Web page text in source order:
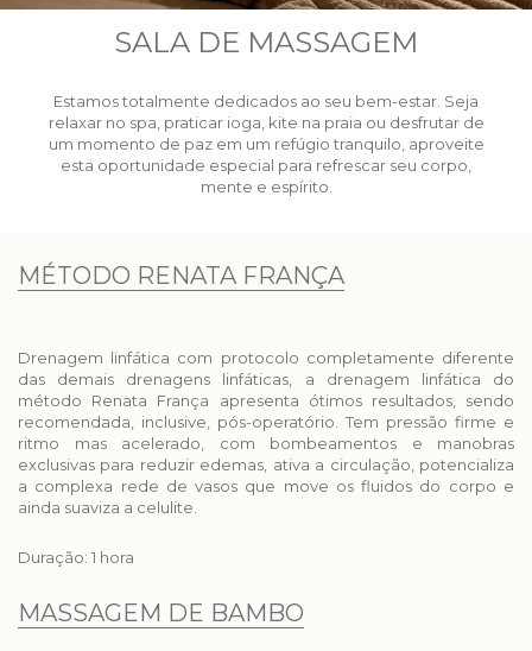
SALA DE MASSAGEM
Estamos totalmente dedicados ao seu bem-estar. Seja
relaxar no spa, praticar ioga, kite na praia ou desfrutar de
um momento de paz em um refúgio tranquilo, aproveite
esta oportunidade especial para refrescar seu corpo,
mente e espírito.
MÉTODO RENATA FRANÇA
Drenagem linfática com protocolo completamente diferente
das demais drenagens linfáticas, a drenagem linfática do
método Renata França apresenta ótimos resultados, sendo
recomendada, inclusive, pós-operatório. Tem pressão firme e
ritmo mas acelerado, com bombeamentos e manobras
exclusivas para reduzir edemas, ativa a circulação, potencializa
a complexa rede de vasos que move os fluidos do corpo e
ainda suaviza a celulite.
Duração: 1 hora
MASSAGEM DE BAMBO